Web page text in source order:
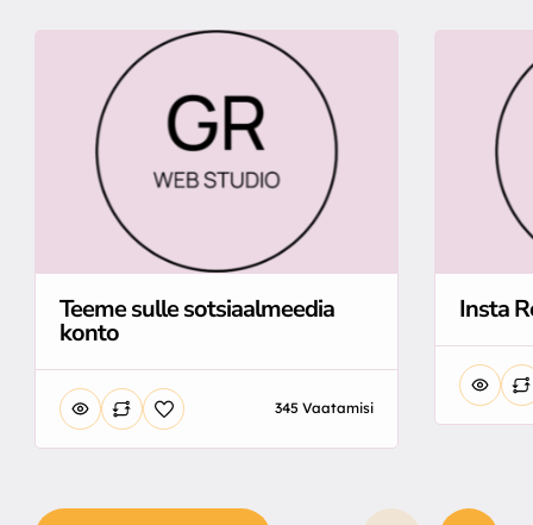
Teeme sulle sotsiaalmeedia
konto
345 Vaatamisi
Insta